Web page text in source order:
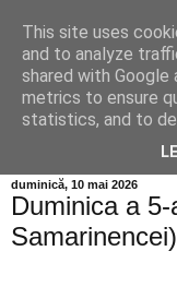
Info
BINE AȚI VENIT!
Vineri 07 August, 2026
duminică, 10 mai 2026
Duminica a
Samarinencei)
This site uses
and to analyze
shared with
metrics to ensure
statistics, and to